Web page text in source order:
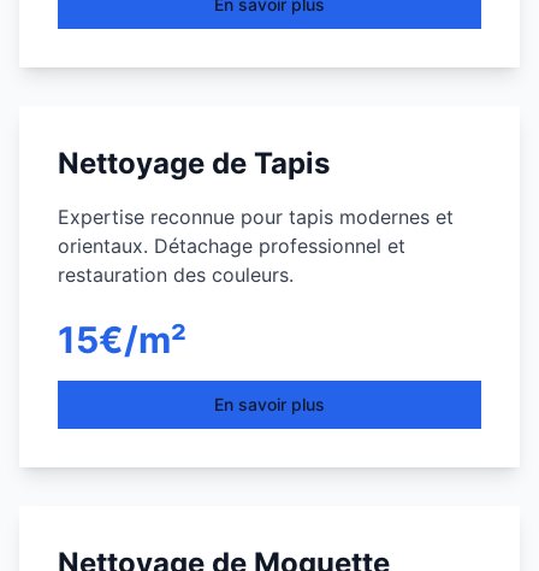
Nettoyage de Tapis
Expertise reconnue pour tapis modernes et
orientaux. Détachage professionnel et
restauration des couleurs.
15€/m²
En savoir plus
Nettoyage de Moquette